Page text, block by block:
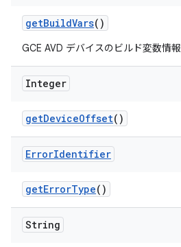
getBuildVars()
GCE AVD デバイスのビルド変数情
Integer
getDeviceOffset()
ErrorIdentifier
getErrorType()
String